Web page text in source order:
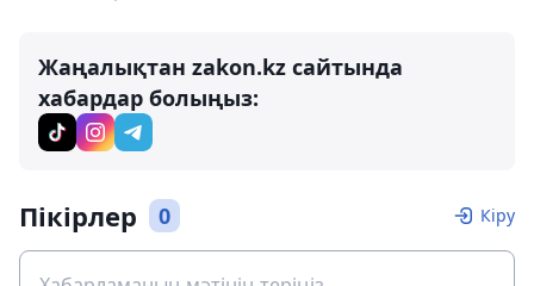
Жаңалықтан zakon.kz сайтында
хабардар болыңыз:
Пікірлер 0 Кіру